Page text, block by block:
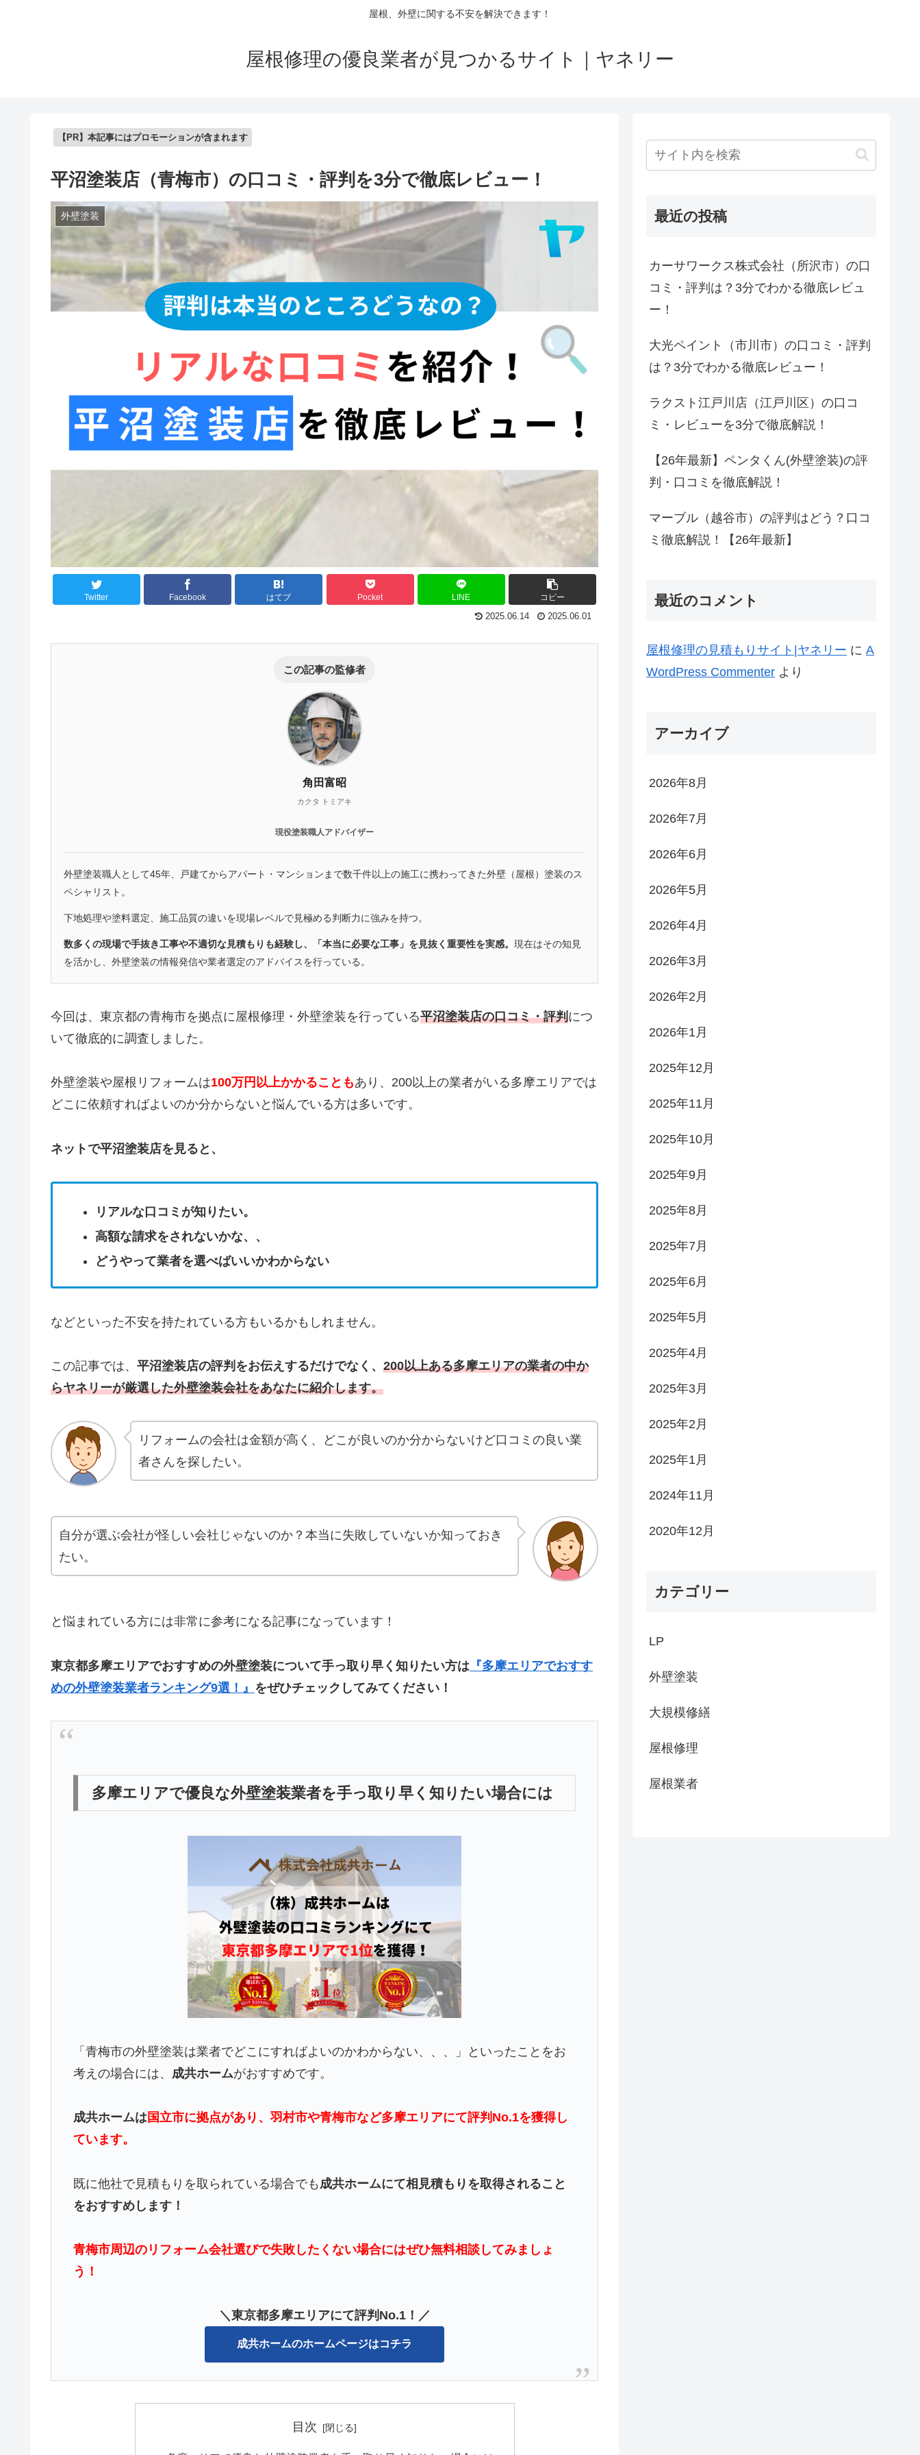
屋根、外壁に関する不安を解決できます！
屋根修理の優良業者が見つかるサイト｜ヤネリー
【PR】本記事にはプロモーションが含まれます
平沼塗装店（青梅市）の口コミ・評判を3分で徹底レビュー！
外壁塗装
Twitter Facebook はてブ Pocket LINE コピー
2025.06.14 2025.06.01
この記事の監修者
角田富昭
カクタ トミアキ
現役塗装職人アドバイザー
外壁塗装職人として45年、戸建てからアパート・マンションまで数千件以上の施工に携わってきた外壁（屋根）塗装のス
ペシャリスト。
下地処理や塗料選定、施工品質の違いを現場レベルで見極める判断力に強みを持つ。
数多くの現場で手抜き工事や不適切な見積もりも経験し、「本当に必要な工事」を見抜く重要性を実感。 現在はその知見
を活かし、外壁塗装の情報発信や業者選定のアドバイスを行っている。
今回は、東京都の青梅市を拠点に屋根修理・外壁塗装を行っている平沼塗装店の口コミ・評判につ
いて徹底的に調査しました。
外壁塗装や屋根リフォームは100万円以上かかることもあり、200以上の業者がいる多摩エリアでは
どこに依頼すればよいのか分からないと悩んでいる方は多いです。
ネットで平沼塗装店を見ると、
リアルな口コミが知りたい。
高額な請求をされないかな、、
どうやって業者を選べばいいかわからない
などといった不安を持たれている方もいるかもしれません。
この記事では、 平沼塗装店の評判をお伝えするだけでなく、 200以上ある多摩エリアの業者の中か
らヤネリーが厳選した外壁塗装会社をあなたに紹介します。
リフォームの会社は金額が高く、どこが良いのか分からないけど口コミの良い業
者さんを探したい。
自分が選ぶ会社が怪しい会社じゃないのか？本当に失敗していないか知っておき
たい。
と悩まれている方には非常に参考になる記事になっています！
東京都多摩エリアでおすすめの外壁塗装について手っ取り早く知りたい方は 『多摩エリアでおすす
めの外壁塗装業者ランキング9選！』 をぜひチェックしてみてください！
多摩エリアで優良な外壁塗装業者を手っ取り早く知りたい場合には
「青梅市の外壁塗装は業者でどこにすればよいのかわからない、、、」といったことをお
考えの場合には、 成共ホームがおすすめです。
成共ホームは国立市に拠点があり、羽村市や青梅市など多摩エリアにて評判No.1を獲得し
ています。
既に他社で見積もりを取られている場合でも 成共ホームにて相見積もりを取得されること
をおすすめします！
青梅市周辺のリフォーム会社選びで失敗したくない場合にはぜひ無料相談してみましょ
う！
＼東京都多摩エリアにて評判No.1！／
成共ホームのホームページはコチラ
目次
最近の投稿
カーサワークス株式会社（所沢市）の口
コミ・評判は？3分でわかる徹底レビュ
ー！
大光ペイント（市川市）の口コミ・評判
は？3分でわかる徹底レビュー！
ラクスト江戸川店（江戸川区）の口コ
ミ・レビューを3分で徹底解説！
【26年最新】ペンタくん(外壁塗装)の評
判・口コミを徹底解説！
マーブル（越谷市）の評判はどう？口コ
ミ徹底解説！【26年最新】
最近のコメント
屋根修理の見積もりサイト|ヤネリー に A
WordPress Commenter より
アーカイブ
2026年8月
2026年7月
2026年6月
2026年5月
2026年4月
2026年3月
2026年2月
2026年1月
2025年12月
2025年11月
2025年10月
2025年9月
2025年8月
2025年7月
2025年6月
2025年5月
2025年4月
2025年3月
2025年2月
2025年1月
2024年11月
2020年12月
カテゴリー
LP
外壁塗装
大規模修繕
屋根修理
屋根業者